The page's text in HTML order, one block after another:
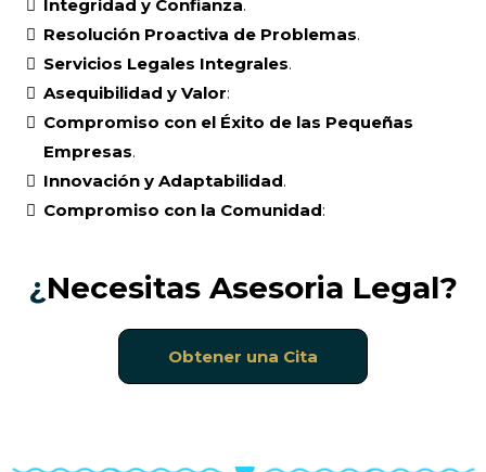
Integridad y Confianza.
Resolución Proactiva de Problemas.
Servicios Legales Integrales.
Asequibilidad y Valor:
Compromiso con el Éxito de las Pequeñas
Empresas.
Innovación y Adaptabilidad.
Compromiso con la Comunidad:
¿Necesitas Asesoria Legal?
Obtener una Cita